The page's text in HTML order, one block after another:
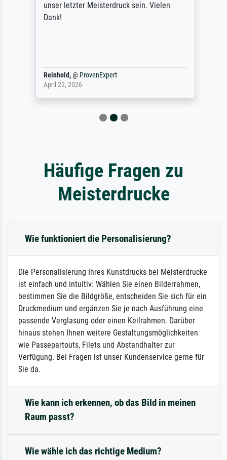
unser letzter Meisterdruck sein. Vielen
Dank!
Reinhold,@ ProvenExpert
April 22, 2026
Häufige Fragen zu
Meisterdrucke
Wie funktioniert die Personalisierung?
Die Personalisierung Ihres Kunstdrucks bei Meisterdrucke
ist einfach und intuitiv: Wählen Sie einen Bilderrahmen,
bestimmen Sie die Bildgröße, entscheiden Sie sich für ein
Druckmedium und ergänzen Sie je nach Ausführung eine
passende Verglasung oder einen Keilrahmen. Darüber
hinaus stehen Ihnen weitere Gestaltungsmöglichkeiten
wie Passepartouts, Filets und Abstandhalter zur
Verfügung. Bei Fragen ist unser Kundenservice gerne für
Sie da.
Wie kann ich erkennen, ob das Bild in meinen
Raum passt?
Wie wähle ich das richtige Medium?